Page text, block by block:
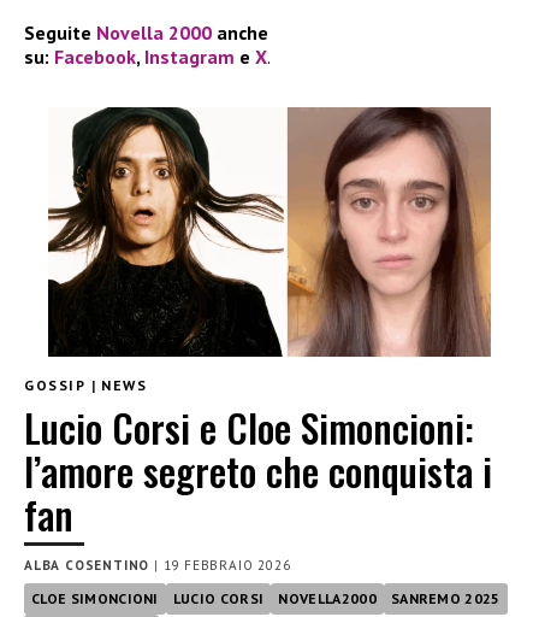
Seguite Novella 2000 anche
su: Facebook, Instagram e X.
GOSSIP | NEWS
Lucio Corsi e Cloe Simoncioni:
l’amore segreto che conquista i
fan
ALBA COSENTINO | 19 FEBBRAIO 2026
CLOE SIMONCIONI LUCIO CORSI NOVELLA2000
SANREMO 2025